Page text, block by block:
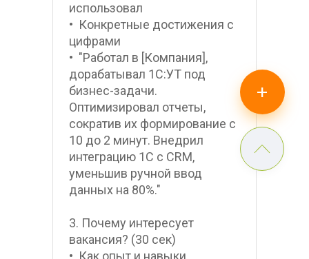
использовал
•  Конкретные достижения с
цифрами
•  "Работал в [Компания],
дорабатывал 1С:УТ под
бизнес-задачи.
Оптимизировал отчеты,
сократив их формирование с
10 до 2 минут. Внедрил
интеграцию 1С с CRM,
уменьшив ручной ввод
данных на 80%."
3. Почему интересует
вакансия? (30 сек)
•  Как опыт и навыки
+